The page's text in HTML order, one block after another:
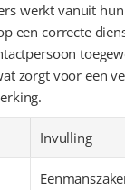
werkt vanuit
een correcte
zorgt voor een
Invulling